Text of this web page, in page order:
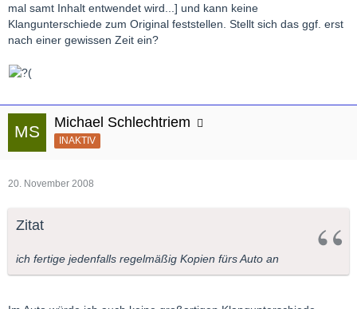
mal samt Inhalt entwendet wird...] und kann keine
Klangunterschiede zum Original feststellen. Stellt sich das ggf. erst
nach einer gewissen Zeit ein?
Michael Schlechtriem
INAKTIV
20. November 2008
Zitat
ich fertige jedenfalls regelmäßig Kopien fürs Auto an